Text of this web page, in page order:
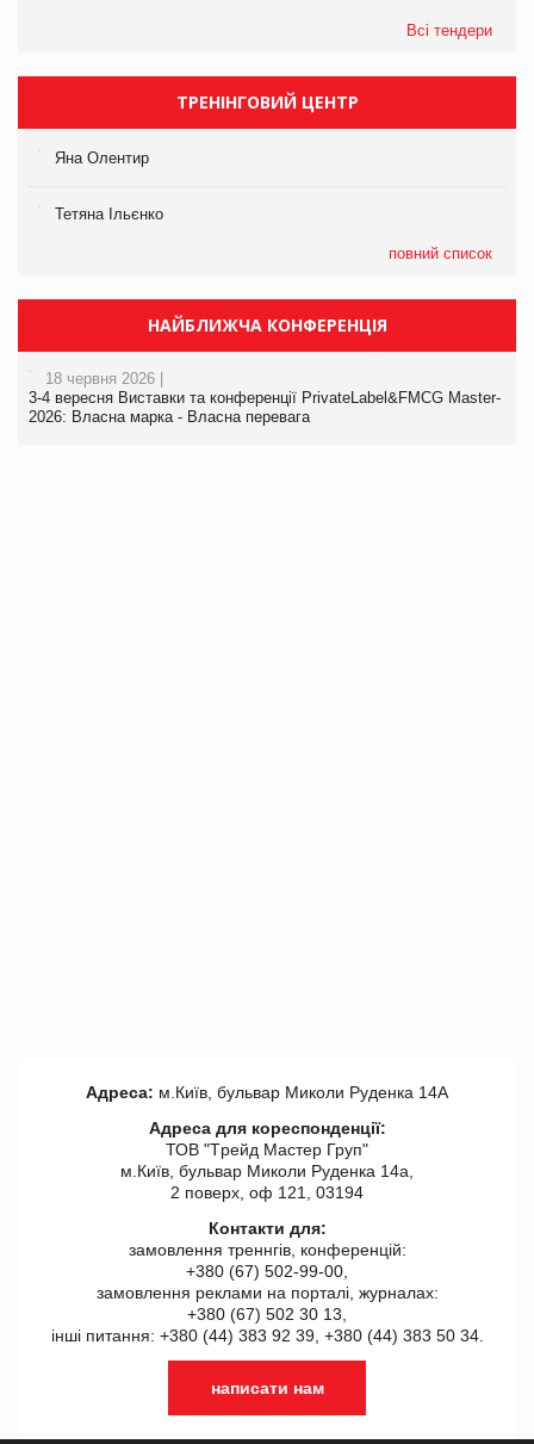
Всі тендери
ТРЕНІНГОВИЙ ЦЕНТР
Яна Олентир
Тетяна Ільєнко
повний список
НАЙБЛИЖЧА КОНФЕРЕНЦІЯ
18 червня 2026 |
3-4 вересня Виставки та конференції PrivateLabel&FMCG Master-
2026: Власна марка - Власна перевага
Адреса: м.Київ, бульвар Миколи Руденка 14А
Адреса для кореспонденції:
ТОВ "Tрейд Мастер Груп"
м.Київ, бульвар Миколи Руденка 14а,
2 поверх, оф 121, 03194
Контакти для:
замовлення треннгів, конференцій:
+380 (67) 502-99-00,
замовлення реклами на порталі, журналах:
+380 (67) 502 30 13,
інші питання: +380 (44) 383 92 39, +380 (44) 383 50 34.
написати нам